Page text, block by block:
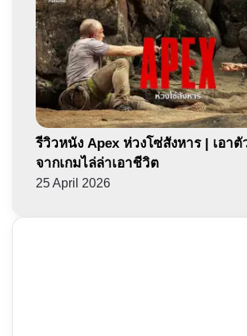
รีวิวหนัง Apex ห่วงโซ่สังหาร | เอา
จากเกมไล่ล่าเอาชีวิต
25 April 2026